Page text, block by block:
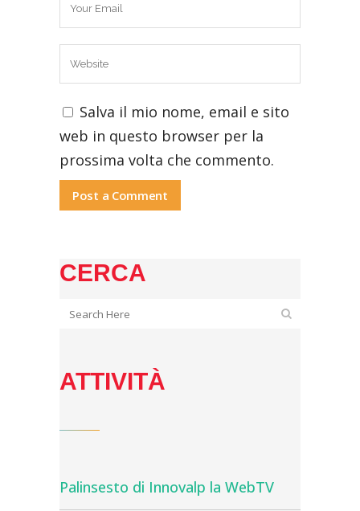
Salva il mio nome, email e sito
web in questo browser per la
prossima volta che commento.
CERCA
ATTIVITÀ
Palinsesto di Innovalp la WebTV